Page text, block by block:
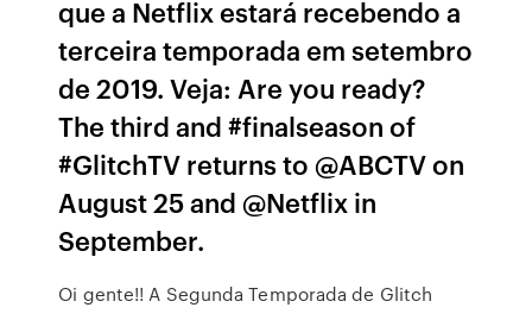
que a Netflix estará recebendo a
terceira temporada em setembro
de 2019. Veja: Are you ready?
The third and #finalseason of
#GlitchTV returns to @ABCTV on
August 25 and @Netflix in
September.
Oi gente!! A Segunda Temporada de Glitch